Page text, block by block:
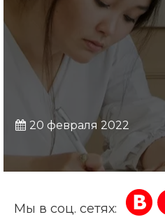
20 февраля 2022
Мы в соц. сетях: